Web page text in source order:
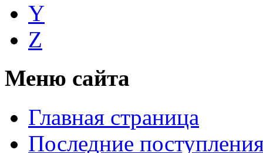
Y
Z
Меню сайта
Главная страница
Последние